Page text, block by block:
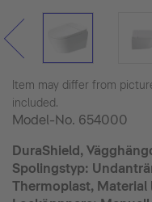
Item may differ from
included.
Model-No. 654000
DuraShield,
Spolingstyp:
Thermoplast,